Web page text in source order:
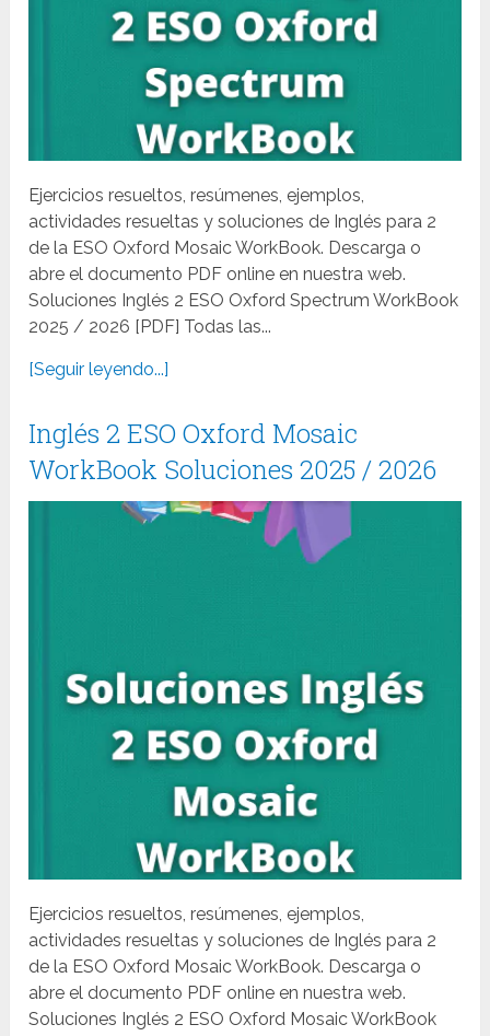
Ejercicios resueltos, resúmenes, ejemplos,
actividades resueltas y soluciones de Inglés para 2
de la ESO Oxford Mosaic WorkBook. Descarga o
abre el documento PDF online en nuestra web.
Soluciones Inglés 2 ESO Oxford Spectrum WorkBook
2025 / 2026 [PDF] Todas las...
[Seguir leyendo...]
Inglés 2 ESO Oxford Mosaic
WorkBook Soluciones 2025 / 2026
Ejercicios resueltos, resúmenes, ejemplos,
actividades resueltas y soluciones de Inglés para 2
de la ESO Oxford Mosaic WorkBook. Descarga o
abre el documento PDF online en nuestra web.
Soluciones Inglés 2 ESO Oxford Mosaic WorkBook